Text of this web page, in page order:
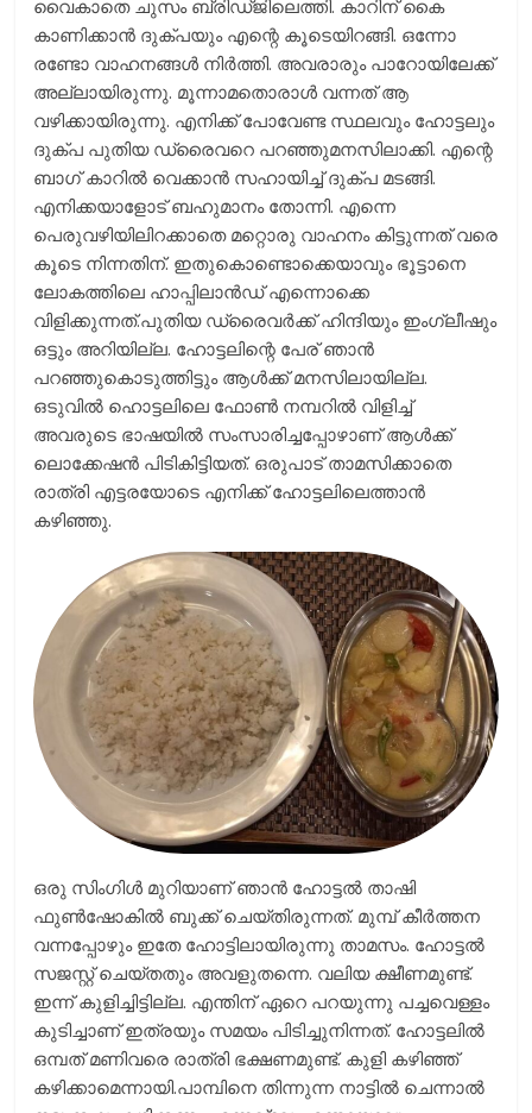
വൈകാതെ ചുസം ബ്രിഡ്ജിലെത്തി. കാറിന് കൈ
കാണിക്കാന്‍ ദുക്പയും എന്റെ കൂടെയിറങ്ങി. ഒന്നോ
രണ്ടോ വാഹനങ്ങള്‍ നിര്‍ത്തി. അവരാരും പാറോയിലേക്ക്
അല്ലായിരുന്നു. മൂന്നാമതൊരാള്‍ വന്നത് ആ
വഴിക്കായിരുന്നു. എനിക്ക് പോവേണ്ട സ്ഥലവും ഹോട്ടലും
ദുക്പ പുതിയ ഡ്രൈവറെ പറഞ്ഞുമനസിലാക്കി. എന്റെ
ബാഗ് കാറില്‍ വെക്കാന്‍ സഹായിച്ച് ദുക്പ മടങ്ങി.
എനിക്കയാളോട് ബഹുമാനം തോന്നി. എന്നെ
പെരുവഴിയിലിറക്കാതെ മറ്റൊരു വാഹനം കിട്ടുന്നത് വരെ
കൂടെ നിന്നതിന്. ഇതുകൊണ്ടൊക്കെയാവും ഭൂട്ടാനെ
ലോകത്തിലെ ഹാപ്പിലാന്‍ഡ് എന്നൊക്കെ
വിളിക്കുന്നത്.പുതിയ ഡ്രൈവര്‍ക്ക് ഹിന്ദിയും ഇംഗ്ലീഷും
ഒട്ടും അറിയില്ല. ഹോട്ടലിന്റെ പേര് ഞാന്‍
പറഞ്ഞുകൊടുത്തിട്ടും ആള്‍ക്ക് മനസിലായില്ല.
ഒടുവില്‍ ഹൊട്ടലിലെ ഫോണ്‍ നമ്പറില്‍ വിളിച്ച്
അവരുടെ ഭാഷയില്‍ സംസാരിച്ചപ്പോഴാണ് ആള്‍ക്ക്
ലൊക്കേഷന്‍ പിടികിട്ടിയത്. ഒരുപാട് താമസിക്കാതെ
രാത്രി എട്ടരയോടെ എനിക്ക് ഹോട്ടലിലെത്താന്‍
കഴിഞ്ഞു.
ഒരു സിംഗിള്‍ മുറിയാണ് ഞാന്‍ ഹോട്ടല്‍ താഷി
ഫുണ്‍ഷോകില്‍ ബുക്ക് ചെയ്തിരുന്നത്. മുമ്പ് കീര്‍ത്തന
വന്നപ്പോഴും ഇതേ ഹോട്ടിലായിരുന്നു താമസം. ഹോട്ടല്‍
സജസ്റ്റ് ചെയ്തതും അവളുതന്നെ. വലിയ ക്ഷീണമുണ്ട്.
ഇന്ന് കുളിച്ചിട്ടില്ല. എന്തിന് ഏറെ പറയുന്നു പച്ചവെള്ളം
കുടിച്ചാണ് ഇത്രയും സമയം പിടിച്ചുനിന്നത്. ഹോട്ടലില്‍
ഒമ്പത് മണിവരെ രാത്രി ഭക്ഷണമുണ്ട്. കുളി കഴിഞ്ഞ്
കഴിക്കാമെന്നായി.പാമ്പിനെ തിന്നുന്ന നാട്ടില്‍ ചെന്നാല്‍